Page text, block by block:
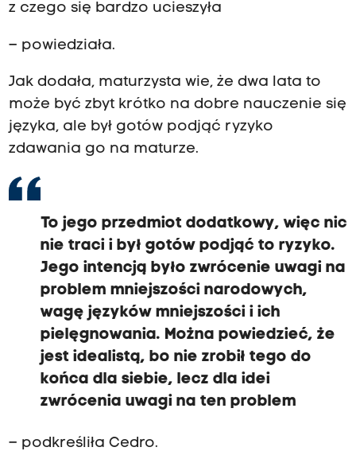
z czego się bardzo ucieszyła
– powiedziała.
Jak dodała, maturzysta wie, że dwa lata to
może być zbyt krótko na dobre nauczenie się
języka, ale był gotów podjąć ryzyko
zdawania go na maturze.
To jego przedmiot dodatkowy, więc nic
nie traci i był gotów podjąć to ryzyko.
Jego intencją było zwrócenie uwagi na
problem mniejszości narodowych,
wagę języków mniejszości i ich
pielęgnowania. Można powiedzieć, że
jest idealistą, bo nie zrobił tego do
końca dla siebie, lecz dla idei
zwrócenia uwagi na ten problem
– podkreśliła Cedro.